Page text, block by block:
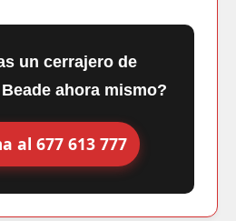
un cerrajero de
ahora mismo?
al 677 613 777